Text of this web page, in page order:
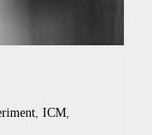
, ICM,